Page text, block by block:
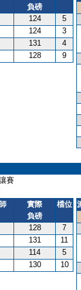
負磅
124
5
124
3
131
4
128 9
賽
實際
負磅
檔位
128
7
131
11
114
5
130 10